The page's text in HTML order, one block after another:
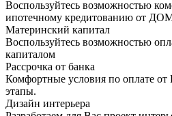
Воспользуйтесь возможностью
ипотечному кредитованию от
Материнский капитал
Воспользуйтесь возможностью
капиталом
Рассрочка от банка
Комфортные условия по оплате от
этапы.
Дизайн интерьера